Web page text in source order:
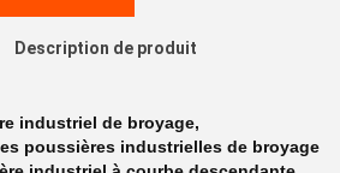
Description de produit
industriel de broyage,
poussières industrielles de broyage